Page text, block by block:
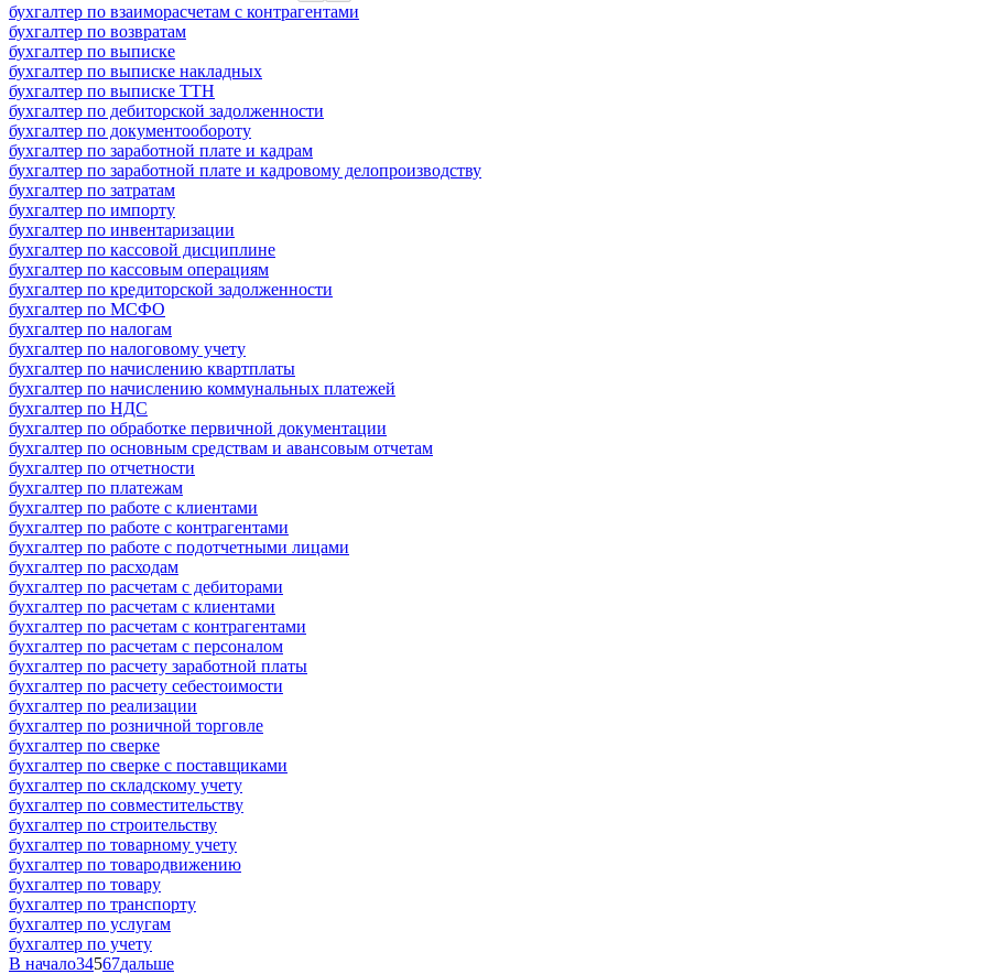
бухгалтер по взаиморасчетам с контрагентами
бухгалтер по возвратам
бухгалтер по выписке
бухгалтер по выписке накладных
бухгалтер по выписке ТТН
бухгалтер по дебиторской задолженности
бухгалтер по документообороту
бухгалтер по заработной плате и кадрам
бухгалтер по заработной плате и кадровому делопроизводству
бухгалтер по затратам
бухгалтер по импорту
бухгалтер по инвентаризации
бухгалтер по кассовой дисциплине
бухгалтер по кассовым операциям
бухгалтер по кредиторской задолженности
бухгалтер по МСФО
бухгалтер по налогам
бухгалтер по налоговому учету
бухгалтер по начислению квартплаты
бухгалтер по начислению коммунальных платежей
бухгалтер по НДС
бухгалтер по обработке первичной документации
бухгалтер по основным средствам и авансовым отчетам
бухгалтер по отчетности
бухгалтер по платежам
бухгалтер по работе с клиентами
бухгалтер по работе с контрагентами
бухгалтер по работе с подотчетными лицами
бухгалтер по расходам
бухгалтер по расчетам с дебиторами
бухгалтер по расчетам с клиентами
бухгалтер по расчетам с контрагентами
бухгалтер по расчетам с персоналом
бухгалтер по расчету заработной платы
бухгалтер по расчету себестоимости
бухгалтер по реализации
бухгалтер по розничной торговле
бухгалтер по сверке
бухгалтер по сверке с поставщиками
бухгалтер по складскому учету
бухгалтер по совместительству
бухгалтер по строительству
бухгалтер по товарному учету
бухгалтер по товародвижению
бухгалтер по товару
бухгалтер по транспорту
бухгалтер по услугам
бухгалтер по учету
В начало34567дальше